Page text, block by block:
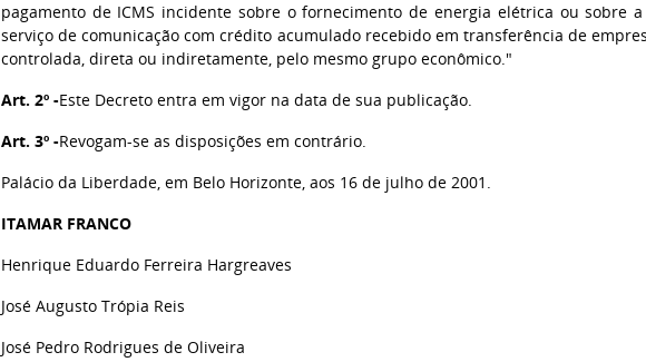
pagamento de ICMS incidente sobre o fornecimento de energia elétrica ou sobre
serviço de comunicação com crédito acumulado recebido em transferência de
controlada, direta ou indiretamente, pelo mesmo grupo econômico."
Art. 2º -Este Decreto entra em vigor na data de sua publicação.
Art. 3º -Revogam-se as disposições em contrário.
Palácio da Liberdade, em Belo Horizonte, aos 16 de julho de 2001.
ITAMAR FRANCO
Henrique Eduardo Ferreira Hargreaves
José Augusto Trópia Reis
José Pedro Rodrigues de Oliveira